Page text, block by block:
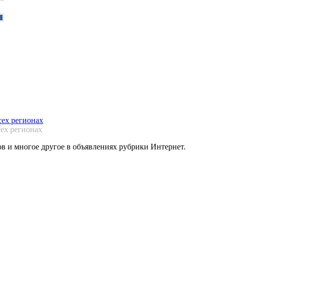
регионах
регионах
и многое другое в объявлениях рубрики Интернет.